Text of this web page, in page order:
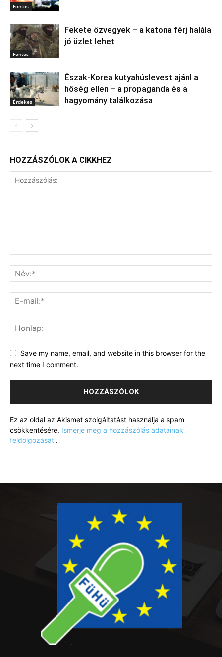
Fontos
Fontos
Fekete özvegyek – a katona férj halála
jó üzlet lehet
Érdekes
Észak‑Korea kutyahúslevest ajánl a
hőség ellen – a propaganda és a
hagyomány találkozása
HOZZÁSZÓLOK A CIKKHEZ
Save my name, email, and website in this browser for the
next time I comment.
Ez az oldal az Akismet szolgáltatást használja a spam
csökkentésére. Ismerje meg a hozzászólás adatainak
feldolgozását .